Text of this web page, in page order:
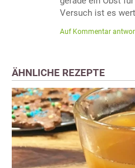
Versuch ist es
Auf Kommentar
ÄHNLICHE REZEPTE